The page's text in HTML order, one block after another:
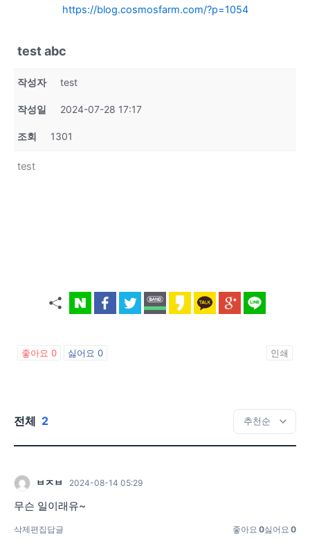
https://blog.cosmosfarm.com/?p=1054
test abc
작성자 test
작성일 2024-07-28 17:17
조회 1301
test
좋아요 0 싫어요 0 인쇄
전체 2
ㅂㅈㅂ 2024-08-14 05:29
무슨 일이래유~
삭제편집 답글 좋아요 0싫어요 0